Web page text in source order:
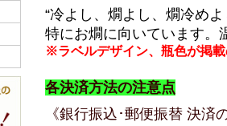
“冷よし、燗よし、燗冷め
特にお燗に向いています。
※ラベルデザイン、瓶色が掲載
各決済方法の注意点
《銀行振込･郵便振替 決済